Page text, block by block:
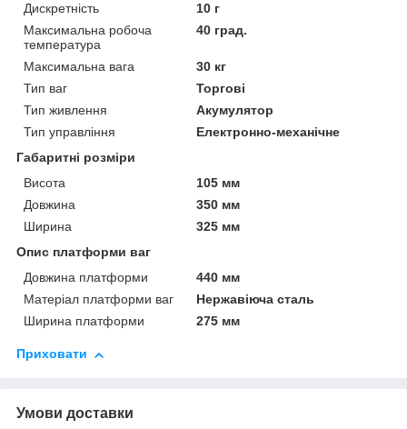
Дискретність
10 г
Максимальна робоча
температура
40 град.
Максимальна вага
30 кг
Тип ваг
Торгові
Тип живлення
Акумулятор
Тип управління
Електронно-механічне
Габаритні розміри
Висота
105 мм
Довжина
350 мм
Ширина
325 мм
Опис платформи ваг
Довжина платформи
440 мм
Матеріал платформи ваг
Нержавіюча сталь
Ширина платформи
275 мм
Приховати
Умови доставки